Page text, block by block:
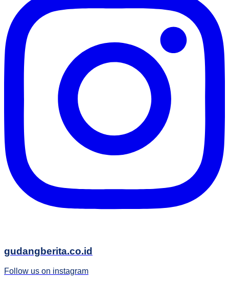
gudangberita.co.id
Follow us on instagram